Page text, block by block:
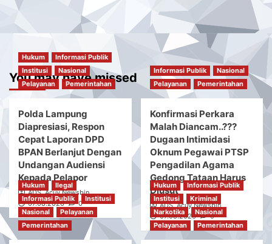
You may have missed
Hukum
Informasi Publik
Institusi
Nasional
Pelayanan
Pemerintahan
Polda Lampung
Informasi Publik
Nasional
Pelayanan
Pemerintahan
Konfirmasi Perkara